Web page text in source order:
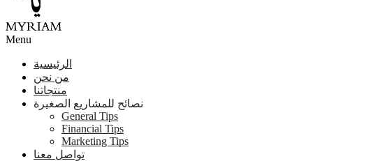
Menu
الرئيسية
من نحن
منتجاتنا
نصائح للمشاريع الصغيرة
General Tips
Financial Tips
Marketing Tips
تواصل معنا